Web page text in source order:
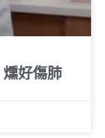
燻好傷肺